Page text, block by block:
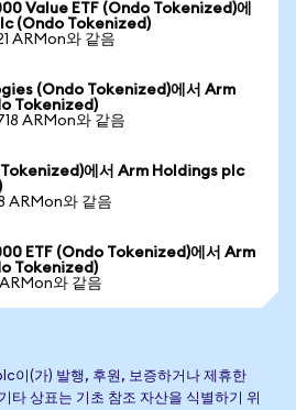
Value ETF (Ondo Tokenized)에
(Ondo Tokenized)
ARMon와 같음
(Ondo Tokenized)에서 Arm
Tokenized)
ARMon와 같음
에서 Arm Holdings plc
ARMon와 같음
ETF (Ondo Tokenized)에서 Arm
Tokenized)
와 같음
이(가) 발행, 후원, 보증하거나 제휴한
타 상표는 기초 참조 자산을 식별하기 위